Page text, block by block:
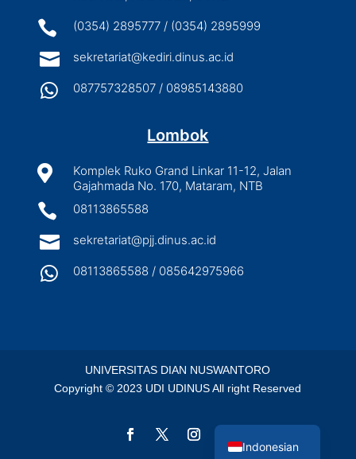
 (0354) 2895777 / (0354) 2895999
 sekretariat@kediri.dinus.ac.id
 087757328507 / 08985143880
Lombok

Komplek Ruko Grand Linkar 11-12, Jalan
Gajahmada No. 170, Mataram, NTB
 08113865588
 sekretariat@pjj.dinus.ac.id
 08113865588 / 085642975966
UNIVERSITAS DIAN NUSWANTORO
Copyright © 2023 UDI UDINUS All right Reserved
Indonesian